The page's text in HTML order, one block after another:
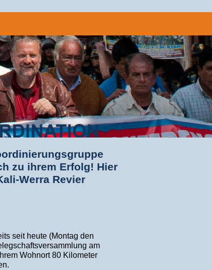
zu ihrem Erfolg! Hier
Werra Revier
seit heute (Montag den
am
Wohnort 80 Kilometer